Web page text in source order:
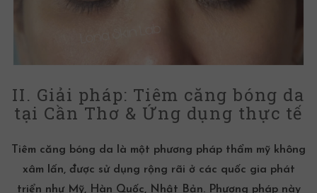
II. Giải pháp: Tiêm căng bóng da
tại Cần Thơ & Ứng dụng thực tế
Tiêm căng bóng da là một phương pháp thẩm mỹ không
xâm lấn, được sử dụng rộng rãi ở các quốc gia phát
triển như Mỹ, Hàn Quốc, Nhật Bản. Phương pháp này